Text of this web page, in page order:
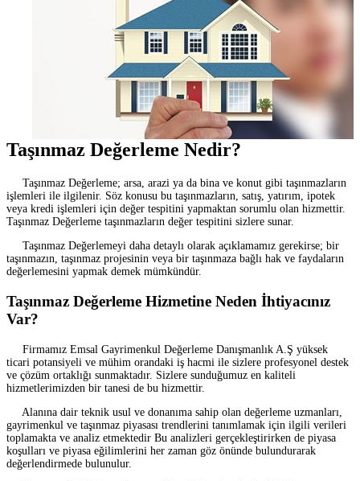
Taşınmaz Değerleme Nedir?
Taşınmaz Değerleme; arsa, arazi ya da bina ve konut gibi taşınmazların
işlemleri ile ilgilenir. Söz konusu bu taşınmazların, satış, yatırım, ipotek
veya kredi işlemleri için değer tespitini yapmaktan sorumlu olan hizmettir.
Taşınmaz Değerleme taşınmazların değer tespitini sizlere sunar.
Taşınmaz Değerlemeyi daha detaylı olarak açıklamamız gerekirse; bir
taşınmazın, taşınmaz projesinin veya bir taşınmaza bağlı hak ve faydaların
değerlemesini yapmak demek mümkündür.
Taşınmaz Değerleme Hizmetine Neden İhtiyacınız
Var?
Firmamız Emsal Gayrimenkul Değerleme Danışmanlık A.Ş yüksek
ticari potansiyeli ve mühim orandaki iş hacmi ile sizlere profesyonel destek
ve çözüm ortaklığı sunmaktadır. Sizlere sunduğumuz en kaliteli
hizmetlerimizden bir tanesi de bu hizmettir.
Alanına dair teknik usul ve donanıma sahip olan değerleme uzmanları,
gayrimenkul ve taşınmaz piyasası trendlerini tanımlamak için ilgili verileri
toplamakta ve analiz etmektedir Bu analizleri gerçekleştirirken de piyasa
koşulları ve piyasa eğilimlerini her zaman göz önünde bulundurarak
değerlendirmede bulunulur.